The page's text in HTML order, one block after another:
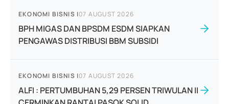
EKONOMI BISNIS |07 AUGUST 2026
BPH MIGAS DAN BPSDM ESDM SIAPKAN
PENGAWAS DISTRIBUSI BBM SUBSIDI
EKONOMI BISNIS |07 AUGUST 2026
ALFI : PERTUMBUHAN 5,29 PERSEN TRIWULAN II